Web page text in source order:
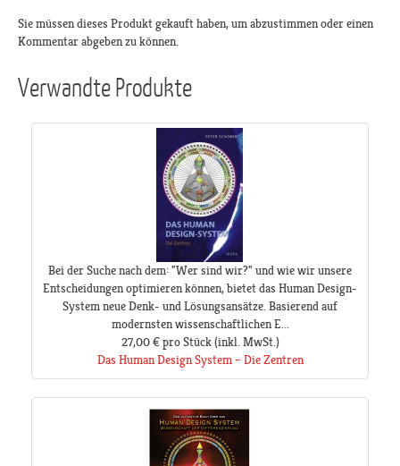
Sie müssen dieses Produkt gekauft haben, um abzustimmen oder einen
Kommentar abgeben zu können.
Verwandte Produkte
Bei der Suche nach dem: "Wer sind wir?" und wie wir unsere
Entscheidungen optimieren können, bietet das Human Design-
System neue Denk- und Lösungsansätze. Basierend auf
modernsten wissenschaftlichen E...
27,00 € pro Stück(inkl. MwSt.)
Das Human Design System – Die Zentren